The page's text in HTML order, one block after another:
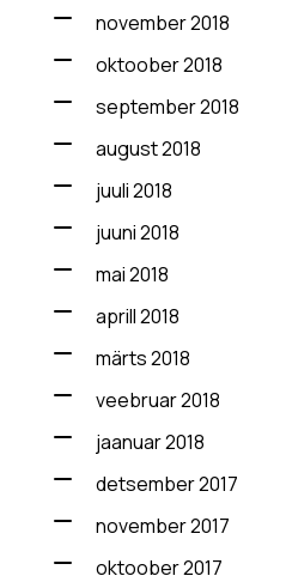
november 2018
oktoober 2018
september 2018
august 2018
juuli 2018
juuni 2018
mai 2018
aprill 2018
märts 2018
veebruar 2018
jaanuar 2018
detsember 2017
november 2017
oktoober 2017